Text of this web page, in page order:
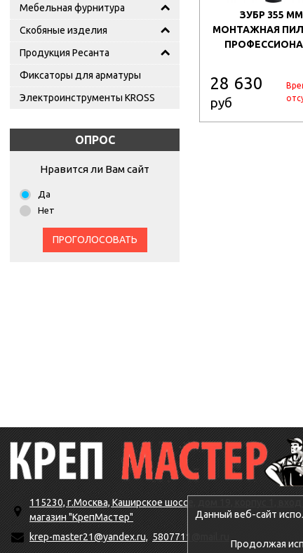
Мебельная фурнитура
Скобяные изделия
Продукция Ресанта
Фиксаторы для арматуры
Электроинструменты KROSS
ОПРОС
Нравится ли Вам сайт
Да
Нет
ПРОГОЛОСОВАТЬ
ЗУБР 355
МОНТАЖНАЯ
28 630
руб
115230, г.Москва, Каширское шоссе, дом 19, корпус 1, вход
магазин "КрепМастер"
krep-master21@yandex.ru, 5807711@mail.ru
Данный веб-сайт
Продолжая